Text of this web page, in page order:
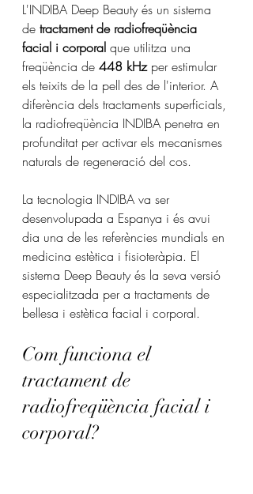
L'INDIBA Deep Beauty és un sistema
de tractament de radiofreqüència
facial i corporal que utilitza una
freqüència de 448 kHz per estimular
els teixits de la pell des de l'interior. A
diferència dels tractaments superficials,
la radiofreqüència INDIBA penetra en
profunditat per activar els mecanismes
naturals de regeneració del cos.
La tecnologia INDIBA va ser
desenvolupada a Espanya i és avui
dia una de les referències mundials en
medicina estètica i fisioteràpia. El
sistema Deep Beauty és la seva versió
especialitzada per a tractaments de
bellesa i estètica facial i corporal.
Com funciona el
tractament de
radiofreqüència facial i
corporal?